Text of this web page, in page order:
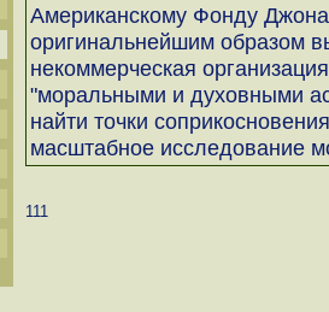
Американскому Фонду
оригинальнейшим образом
некоммерческая
"моральными и духовными
найти точки
масштабное исследование
111